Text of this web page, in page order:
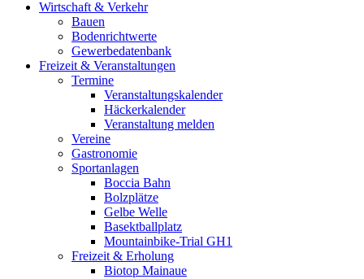
Wirtschaft & Verkehr
Bauen
Bodenrichtwerte
Gewerbedatenbank
Freizeit & Veranstaltungen
Termine
Veranstaltungskalender
Häckerkalender
Veranstaltung melden
Vereine
Gastronomie
Sportanlagen
Boccia Bahn
Bolzplätze
Gelbe Welle
Basektballplatz
Mountainbike-Trial GH1
Freizeit & Erholung
Biotop Mainaue